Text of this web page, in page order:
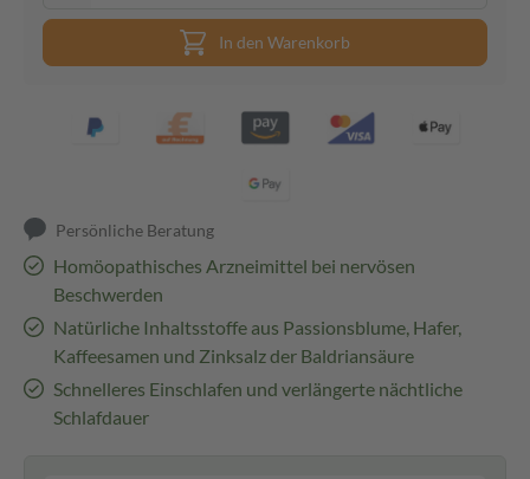
In den Warenkorb
Persönliche Beratung
Homöopathisches Arzneimittel bei nervösen
Beschwerden
Natürliche Inhaltsstoffe aus Passionsblume, Hafer,
Kaffeesamen und Zinksalz der Baldriansäure
Schnelleres Einschlafen und verlängerte nächtliche
Schlafdauer